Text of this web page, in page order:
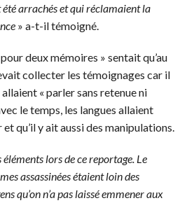
été arrachés et qui réclamaient la
» a-t-il témoigné.
deux mémoires » sentait qu’au
collecter les témoignages car il
« parler sans retenue ni
le temps, les langues allaient
qu’il y ait aussi des manipulations.
lors de ce reportage. Le
assassinées étaient loin des
qu’on n’a pas laissé emmener aux